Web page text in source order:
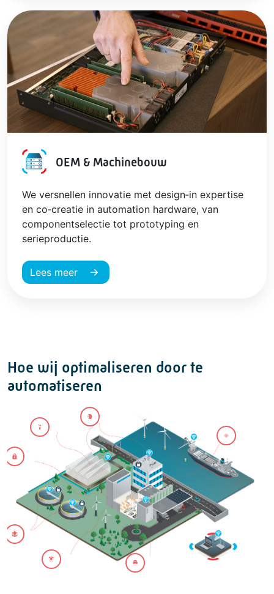
OEM & Machinebouw
We versnellen innovatie met design‑in expertise
en co‑creatie in automation hardware, van
componentselectie tot prototyping en
serieproductie.
Lees meer
Hoe wij optimaliseren door te
automatiseren